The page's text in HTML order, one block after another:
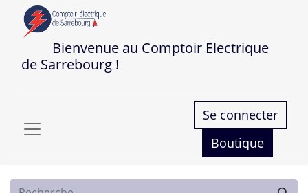
Bienvenue au Comptoir Electrique
de Sarrebourg !
Se connecter
Boutique